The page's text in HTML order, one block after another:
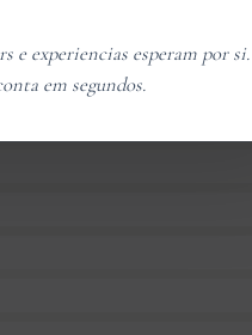
e experiencias esperam por si.
em segundos.